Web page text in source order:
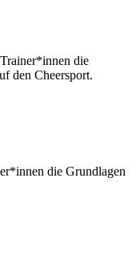
die
den Cheersport.
die Grundlagen